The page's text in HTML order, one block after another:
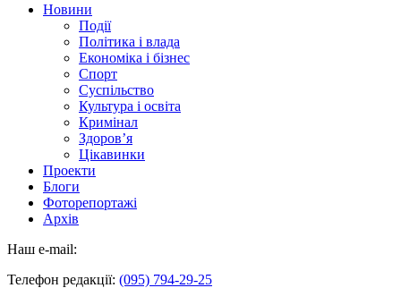
Новини
Події
Політика і влада
Економіка і бізнес
Спорт
Суспільство
Культура і освіта
Кримінал
Здоров’я
Цікавинки
Проекти
Блоги
Фоторепортажі
Архів
Наш e-mail:
Телефон редакції: (095) 794-29-25